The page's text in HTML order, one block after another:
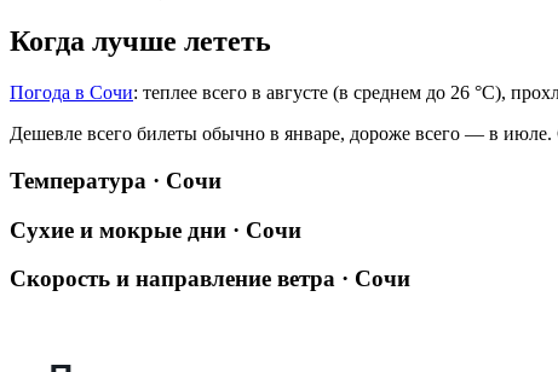
Когда лучше лететь
Погода в Сочи: теплее всего в августе (в среднем до 26 °C),
Дешевле всего билеты обычно в январе, дороже всего — в июле.
Температура · Сочи
Сухие и мокрые дни · Сочи
Скорость и направление ветра · Сочи